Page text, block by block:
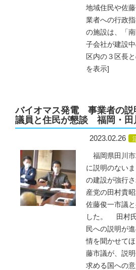
地域住民や佐
業者への行政
の施設は、「
子会社が建設
区内の３区長
を表示]
バイオマス発電 事業者の
議員と住民が懇談 福岡・田
2023.02.26
福岡県田川市
に説明のない
の建設が強行
産党の田村貴
佐藤俊一市議
した。 田村氏
民への説明が
情を聞かせて
藤市議が、説
求める国への